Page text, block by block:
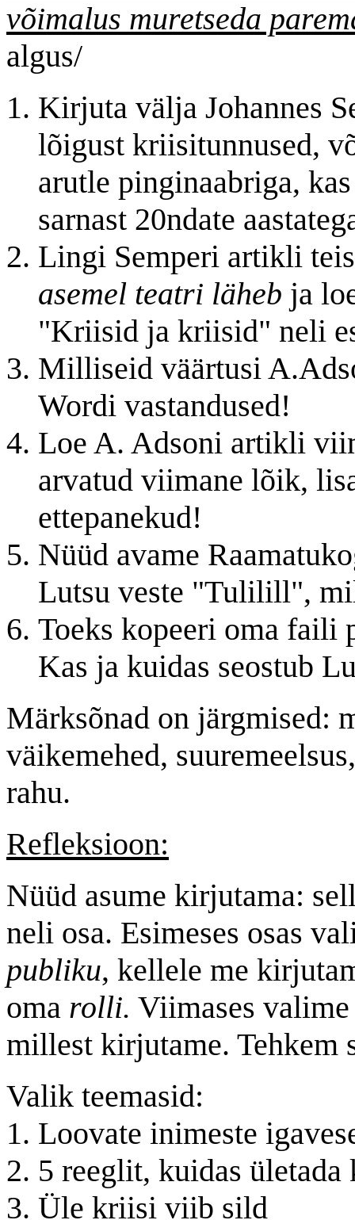
võimalus muretseda
algus/
Kirjuta välja Johannes
lõigust kriisitunnused,
arutle pinginaabriga,
sarnast 20ndate
Lingi Semperi artikli
asemel teatri läheb ja
"Kriisid ja kriisid" neli
Milliseid väärtusi
Wordi vastandused!
Loe A. Adsoni artikli
arvatud viimane lõik,
ettepanekud!
Nüüd avame
Lutsu veste "Tulilill",
Toeks kopeeri oma faili
Kas ja kuidas seostub
Märksõnad on järgmised:
väikemehed,
rahu.
Refleksioon:
Nüüd asume kirjutama:
neli osa. Esimeses osas
publiku, kellele me
oma rolli. Viimases
millest kirjutame. Tehkem
Valik teemasid:
1. Loovate inimeste
2. 5 reeglit, kuidas ületada
3. Üle kriisi viib sild